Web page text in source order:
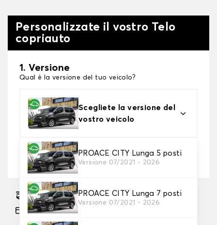
Personalizzate il vostro Telo
copriauto
1. Versione
Qual è la versione del tuo veicolo?
Scegliete la versione del
vostro veicolo
PROACE CITY Lunga 5 posti
Versione 07/2021 - 2026
PROACE CITY Lunga 7 posti
Versione 07/2021 - 2026
2. Livello di protezione
Scegli il telo protettivo adatto alle tue esigenze
Consegna gratuita stimata su 14/08/2026
Pagamento in 3x gratuito, a partire da 60 euro